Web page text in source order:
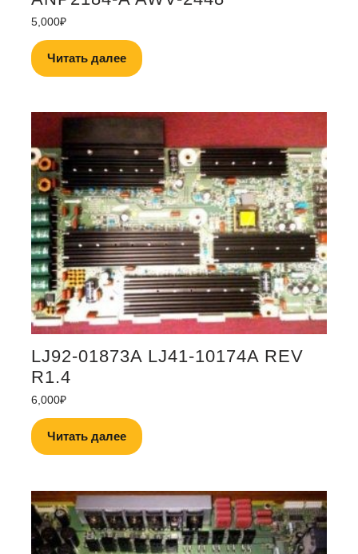
5,000₽
Читать далее
LJ92-01873A LJ41-10174A REV
R1.4
6,000₽
Читать далее